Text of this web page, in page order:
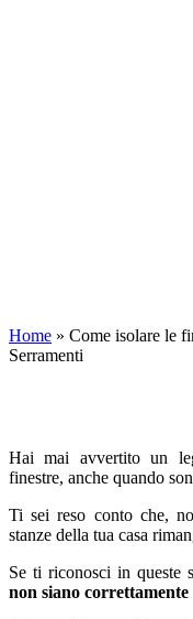
Home » Come isolare le
Serramenti
Hai mai avvertito un
finestre, anche quando
Ti sei reso conto che,
stanze della tua casa
Se ti riconosci in queste
non siano correttamente